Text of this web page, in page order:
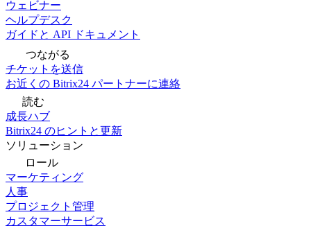
ウェビナー
ヘルプデスク
ガイドと API ドキュメント
つながる
チケットを送信
お近くの Bitrix24 パートナーに連絡
読む
成長ハブ
Bitrix24 のヒントと更新
ソリューション
ロール
マーケティング
人事
プロジェクト管理
カスタマーサービス